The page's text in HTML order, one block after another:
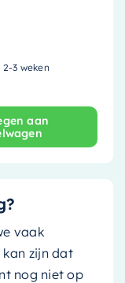
3 weken
surface -
aan
vaak
kan zijn dat
nog niet op